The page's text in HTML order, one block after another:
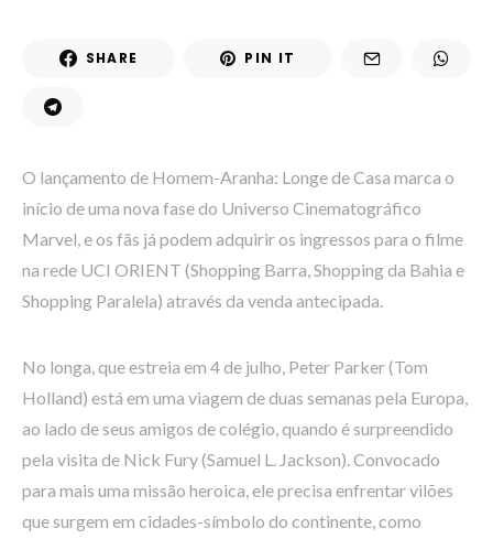
SHARE PIN IT
O lançamento de Homem-Aranha: Longe de Casa marca o
início de uma nova fase do Universo Cinematográfico
Marvel, e os fãs já podem adquirir os ingressos para o filme
na rede UCI ORIENT (Shopping Barra, Shopping da Bahia e
Shopping Paralela) através da venda antecipada.
No longa, que estreia em 4 de julho, Peter Parker (Tom
Holland) está em uma viagem de duas semanas pela Europa,
ao lado de seus amigos de colégio, quando é surpreendido
pela visita de Nick Fury (Samuel L. Jackson). Convocado
para mais uma missão heroica, ele precisa enfrentar vilões
que surgem em cidades-símbolo do continente, como